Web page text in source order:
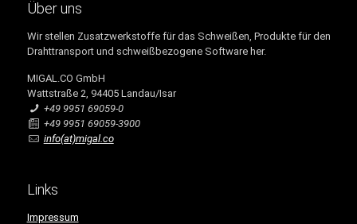
Über uns
Wir stellen Zusatzwerkstoffe für das Schweißen, Produkte für den
Drahttransport und schweißbezogene Software her.
MIGAL.CO GmbH
Wattstraße 2, 94405 Landau/Isar
+49 9951 69059-0
+49 9951 69059-3900
info(at)migal.co
Links
Impressum